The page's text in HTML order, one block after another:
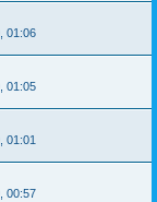
01:06
01:05
01:01
00:57